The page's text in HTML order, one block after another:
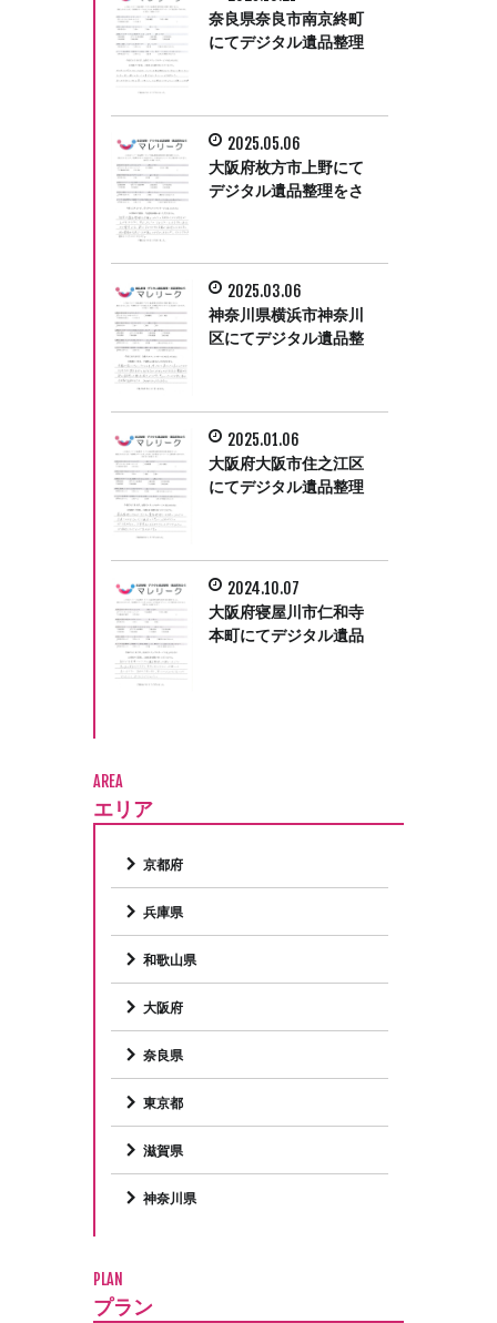
奈良県奈良市南京終町
にてデジタル遺品整理
2025.05.06
大阪府枚方市上野にて
デジタル遺品整理をさ
2025.03.06
神奈川県横浜市神奈川
区にてデジタル遺品整
2025.01.06
大阪府大阪市住之江区
にてデジタル遺品整理
2024.10.07
大阪府寝屋川市仁和寺
本町にてデジタル遺品
AREA
エリア
京都府
兵庫県
和歌山県
大阪府
奈良県
東京都
滋賀県
神奈川県
PLAN
プラン